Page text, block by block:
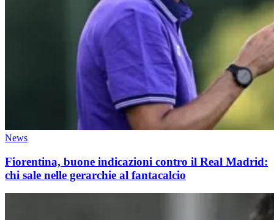
News
Fiorentina, buone indicazioni contro il Real Madrid:
chi sale nelle gerarchie al fantacalcio